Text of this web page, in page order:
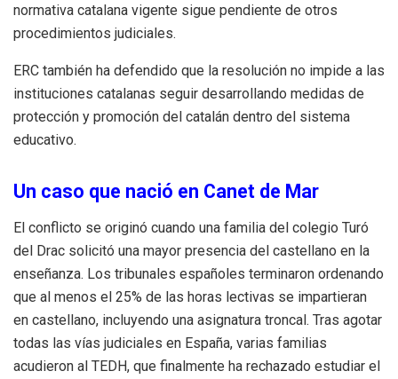
normativa catalana vigente sigue pendiente de otros
procedimientos judiciales.
ERC también ha defendido que la resolución no impide a las
instituciones catalanas seguir desarrollando medidas de
protección y promoción del catalán dentro del sistema
educativo.
Un caso que nació en Canet de Mar
El conflicto se originó cuando una familia del colegio Turó
del Drac solicitó una mayor presencia del castellano en la
enseñanza. Los tribunales españoles terminaron ordenando
que al menos el 25% de las horas lectivas se impartieran
en castellano, incluyendo una asignatura troncal. Tras agotar
todas las vías judiciales en España, varias familias
acudieron al TEDH, que finalmente ha rechazado estudiar el